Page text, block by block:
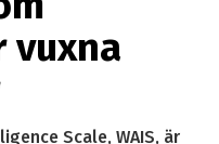
vuxna
Scale, WAIS, är